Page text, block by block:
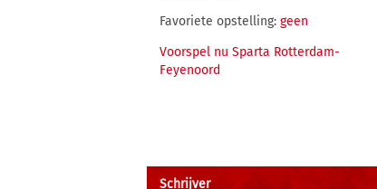
Favoriete opstelling: geen
Voorspel nu Sparta Rotterdam-
Feyenoord
Schrijver